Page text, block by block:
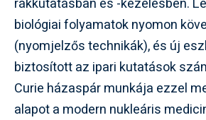
biológiai folyamatok nyomon
(nyomjelzős technikák), és új
biztosított az ipari kutatások
Curie házaspár munkája ezzel
alapot a modern nukleáris